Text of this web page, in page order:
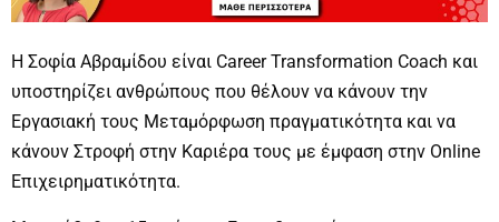
Η Σοφία Αβραμίδου είναι Career Transformation Coach και
υποστηρίζει ανθρώπους που θέλουν να κάνουν την
Εργασιακή τους Μεταμόρφωση πραγματικότητα και να
κάνουν Στροφή στην Καριέρα τους με έμφαση στην Online
Επιχειρηματικότητα.